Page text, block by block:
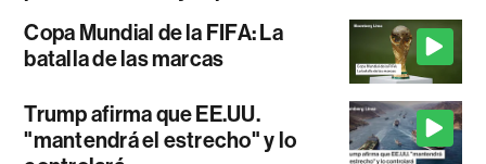
Copa Mundial de la FIFA: La
batalla de las marcas
Trump afirma que EE.UU.
"mantendrá el estrecho" y lo